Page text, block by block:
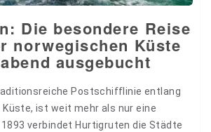
Die besondere Reise
norwegischen Küste
ausgebucht
Postschifflinie entlang
ist weit mehr als nur eine
verbindet Hurtigruten die Städte